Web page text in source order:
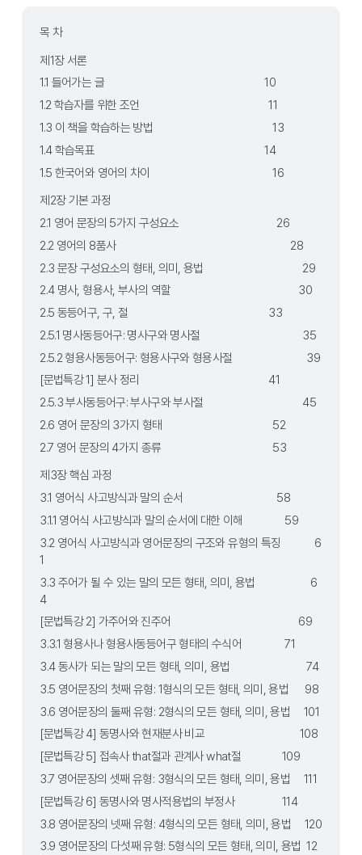
목 차
1.1 들어가는 글	                                                      10
1.2 학습자를 위한 조언	                                              11
1.3 이 책을 학습하는 방법	                                      13
1.4 학습목표	                                                      14
1.5 한국어와 영어의 차이	                                      16
2.1 영어 문장의 5가지 구성요소	                              26
2.2 영어의 8품사	                                                      28
2.3 문장 구성요소의 형태, 의미, 용법	                              29
2.4 명사, 형용사, 부사의 역할	                                      30
2.5 동등어구, 구, 절	                                              33
2.5.1 명사동등어구: 명사구와 명사절	                              35
2.5.2 형용사동등어구: 형용사구와 형용사절	                      39
[문법특강 1] 분사 정리	                                              41
2.5.3 부사동등어구: 부사구와 부사절	                              45
2.6 영어 문장의 3가지 형태	                                      52
2.7 영어 문장의 4가지 종류	                                      53
3.1 영어식 사고방식과 말의 순서	                              58
3.1.1 영어식 사고방식과 말의 순서에 대한 이해	              59
3.2 영어식 사고방식과 영어문장의 구조와 유형의 특징	      6
1
3.3 주어가 될 수 있는 말의 모든 형태, 의미, 용법	              6
4
[문법특강 2] 가주어와 진주어	                                      69
3.3.1 형용사나 형용사동등어구 형태의 수식어	              71
3.4 동사가 되는 말의 모든 형태, 의미, 용법	                      74
3.5 영어문장의 첫째 유형: 1형식의 모든 형태, 의미, 용법      98
3.6 영어문장의 둘째 유형: 2형식의 모든 형태, 의미, 용법     101
[문법특강 4] 동명사와 현재분사 비교	                             108
[문법특강 5] 접속사 that절과 관계사 what절	             109
3.7 영어문장의 셋째 유형: 3형식의 모든 형태, 의미, 용법     111
[문법특강 6] 동명사와 명사적용법의 부정사	             114
3.8 영어문장의 넷째 유형: 4형식의 모든 형태, 의미, 용법     120
3.9 영어문장의 다섯째 유형: 5형식의 모든 형태, 의미, 용법  12